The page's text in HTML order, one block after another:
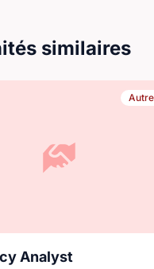
similaires
Analyst